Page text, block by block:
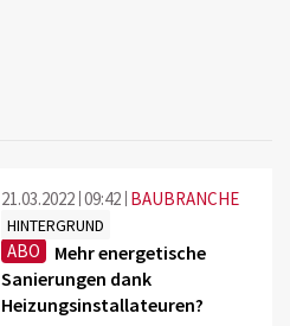
21.03.2022 09:42 BAUBRANCHE
HINTERGRUND
ABO
Mehr energetische
Sanierungen dank
Heizungsinstallateuren?